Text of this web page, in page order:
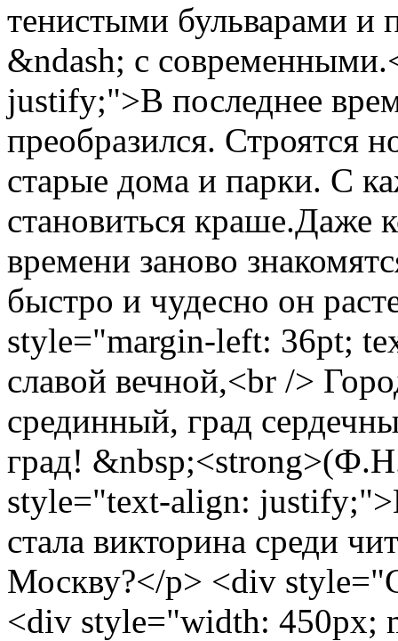
тенистыми бульварами и
&ndash; с
justify;">В последнее
преобразился. Строятся
старые дома и парки. С
становиться краше.Даже
времени заново
быстро и чудесно он
style="margin-left: 36pt;
славой вечной,<br />
срединный, град
град!
style="text-align:
стала викторина среди
Москву?</p> <div
<div style="width: 450px;